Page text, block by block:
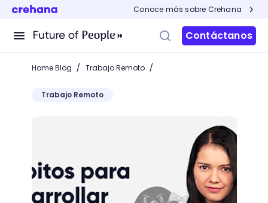
Conoce más sobre Crehana
Contáctanos
Home Blog / Trabajo Remoto /
Trabajo Remoto